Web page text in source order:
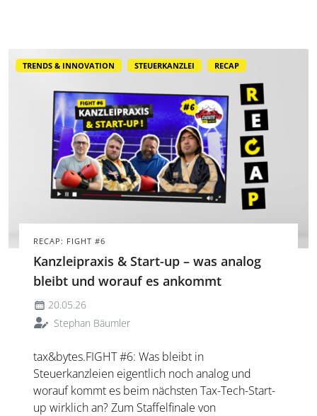
TRENDS & INNOVATION STEUERKANZLEI RECAP
RECAP: FIGHT #6
Kanzleipraxis & Start-up – was analog
bleibt und worauf es ankommt
20.05.26
Stephan Bäumler
tax&bytes.FIGHT #6: Was bleibt in
Steuerkanzleien eigentlich noch analog und
worauf kommt es beim nächsten Tax-Tech-Start-
up wirklich an? Zum Staffelfinale von